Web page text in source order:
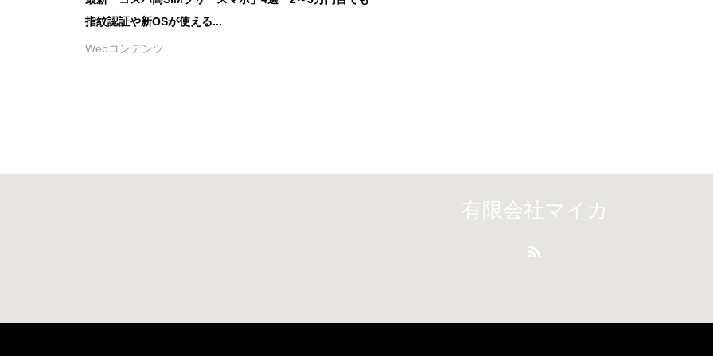
指紋認証や新OSが使える...
Webコンテンツ
有限会社マイカ